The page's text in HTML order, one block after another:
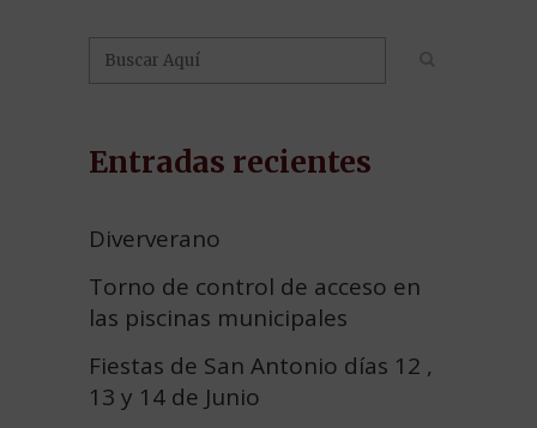
Entradas recientes
Diververano
Torno de control de acceso en
las piscinas municipales
Fiestas de San Antonio días 12 ,
13 y 14 de Junio